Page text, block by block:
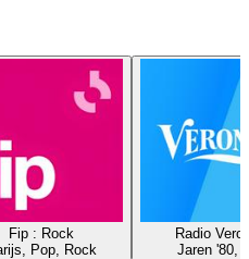
Fip : Rock
Pop, Rock
Radio
Jaren '80,